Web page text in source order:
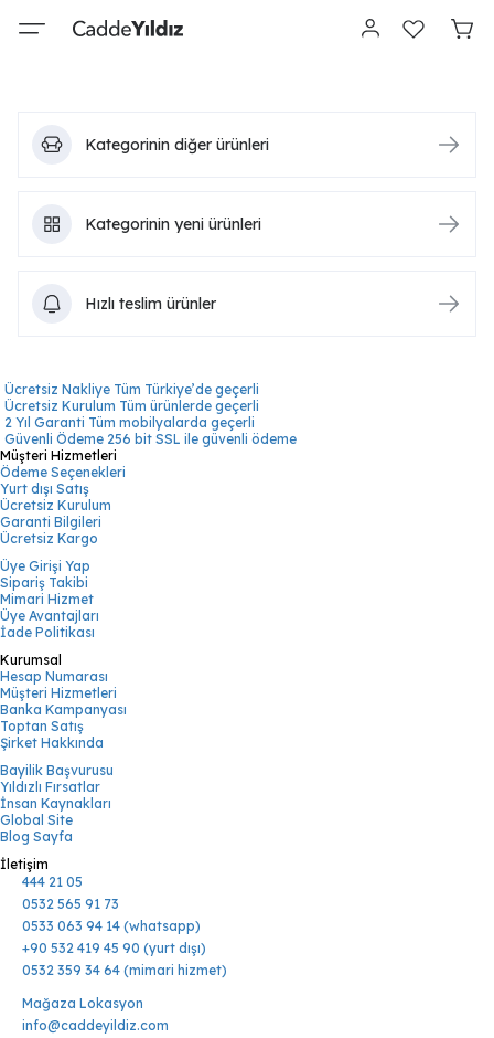
Kategorinin diğer ürünleri
Kategorinin yeni ürünleri
Hızlı teslim ürünler
Ücretsiz Nakliye Tüm Türkiye’de geçerli
Ücretsiz Kurulum Tüm ürünlerde geçerli
2 Yıl Garanti Tüm mobilyalarda geçerli
Güvenli Ödeme 256 bit SSL ile güvenli ödeme
Müşteri Hizmetleri
Ödeme Seçenekleri
Yurt dışı Satış
Ücretsiz Kurulum
Garanti Bilgileri
Ücretsiz Kargo
Üye Girişi Yap
Sipariş Takibi
Mimari Hizmet
Üye Avantajları
İade Politikası
Kurumsal
Hesap Numarası
Müşteri Hizmetleri
Banka Kampanyası
Toptan Satış
Şirket Hakkında
Bayilik Başvurusu
Yıldızlı Fırsatlar
İnsan Kaynakları
Global Site
Blog Sayfa
İletişim
444 21 05
0532 565 91 73
0533 063 94 14 (whatsapp)
+90 532 419 45 90 (yurt dışı)
0532 359 34 64 (mimari hizmet)
Mağaza Lokasyon
info@caddeyildiz.com